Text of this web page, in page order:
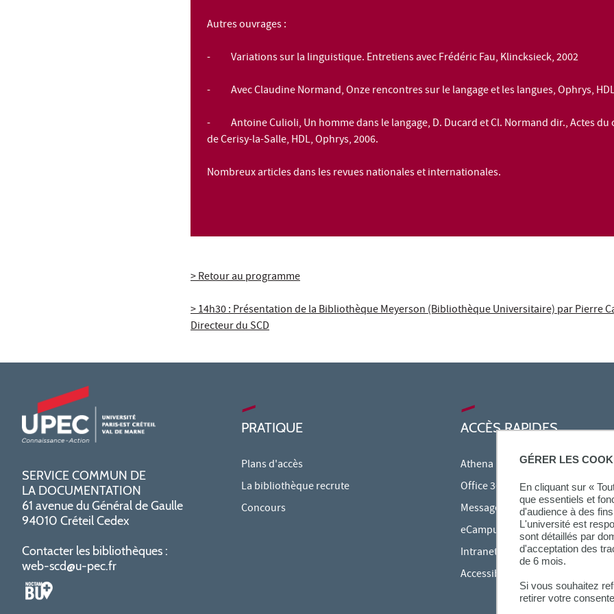
GÉRER LES
En cliquant sur «
que essentiels et
d'audience à des
L'université est
sont détaillés par
d'acceptation des
de 6 mois.
Si vous souhaitez
retirer votre
Autres ouvrages :
- Variations sur la linguistique. Entretiens avec Frédéric Fau, Klincksieck, 2002
- Avec Claudine Normand,Onze rencontres sur le langage et les langues, Ophrys,
- Antoine Culioli, Un homme dans le langage, D. Ducard et Cl. Normand dir., Actes
de Cerisy-la-Salle, HDL, Ophrys, 2006.
Nombreux articles dans les revues nationales et internationales.
> Retour au programme
> 14h30 : Présentation de la Bibliothèque Meyerson (Bibliothèque Universitaire) par Pierre
Directeur du SCD
SERVICE COMMUN DE
LA DOCUMENTATION
61 avenue du Général de Gaulle
94010 Créteil Cedex
Contacter les bibliothèques :
web-scd@u-pec.fr
PRATIQUE
Plans d'accès
La bibliothèque recrute
Concours
ACCÈS RAPIDES
Athena
Office 365
Messagerie étudiante
eCampus
Intranet des personnels
Accessibilité et Handicap